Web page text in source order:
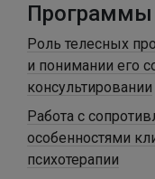
Программы
Роль телесных
и понимании его
консультировании
Работа с
особенностями
психотерапии